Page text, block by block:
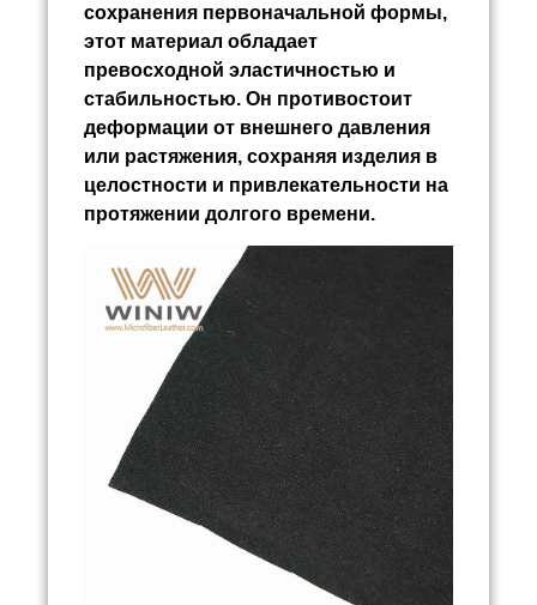
сохранения первоначальной формы,
этот материал обладает
превосходной эластичностью и
стабильностью. Он противостоит
деформации от внешнего давления
или растяжения, сохраняя изделия в
целостности и привлекательности на
протяжении долгого времени.